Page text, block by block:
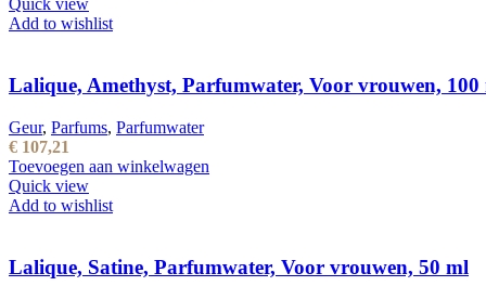
Quick view
Add to wishlist
Lalique, Amethyst, Parfumwater, Voor vrouwen, 100
Geur, Parfums, Parfumwater
€ 107,21
Toevoegen aan winkelwagen
Quick view
Add to wishlist
Lalique, Satine, Parfumwater, Voor vrouwen, 50 ml